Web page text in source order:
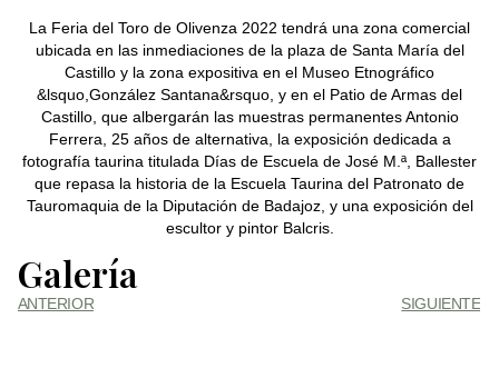
La Feria del Toro de Olivenza 2022 tendrá una zona comercial
ubicada en las inmediaciones de la plaza de Santa María del
Castillo y la zona expositiva en el Museo Etnográfico
&lsquo,González Santana&rsquo, y en el Patio de Armas del
Castillo, que albergarán las muestras permanentes Antonio
Ferrera, 25 años de alternativa, la exposición dedicada a
fotografía taurina titulada Días de Escuela de José M.ª, Ballester
que repasa la historia de la Escuela Taurina del Patronato de
Tauromaquia de la Diputación de Badajoz, y una exposición del
escultor y pintor Balcris.
Galería
ANTERIOR SIGUIENTE